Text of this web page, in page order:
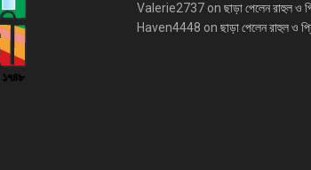
Valerie2737 on ছাড়া পেলেন রাহুল ও
Haven4448 on ছাড়া পেলেন রাহুল ও